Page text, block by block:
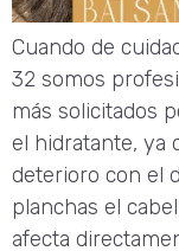
Cuando de
32 somos
más solicitados
el hidratante, ya
deterioro con el
planchas el
afecta